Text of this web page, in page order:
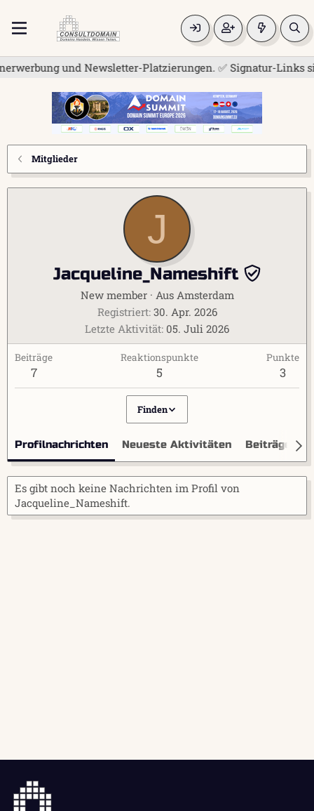
und Newsletter-Platzierungen. ✅ Signatur-Links
Mitglieder
J
Jacqueline_Nameshift
New member · Aus Amsterdam
Registriert 30. Apr. 2026
Letzte Aktivität 05. Juli 2026
Beiträge
7
Reaktionspunkte
5
Punkte
3
Finden
Profilnachrichten Neueste Aktivitäten Beiträge
Es gibt noch keine Nachrichten im Profil von
Jacqueline_Nameshift.